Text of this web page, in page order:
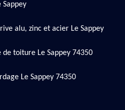
Sappey
alu, zinc et acier Le Sappey
toiture Le Sappey 74350
Le Sappey 74350